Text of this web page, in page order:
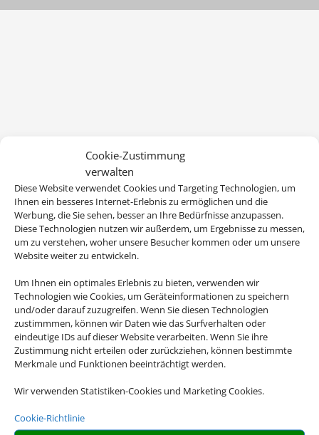
Cookie-Zustimmung
verwalten
Diese Website verwendet Cookies und Targeting Technologien, um
Ihnen ein besseres Internet-Erlebnis zu ermöglichen und die
Werbung, die Sie sehen, besser an Ihre Bedürfnisse anzupassen.
Diese Technologien nutzen wir außerdem, um Ergebnisse zu messen,
um zu verstehen, woher unsere Besucher kommen oder um unsere
Website weiter zu entwickeln.
Um Ihnen ein optimales Erlebnis zu bieten, verwenden wir
Technologien wie Cookies, um Geräteinformationen zu speichern
und/oder darauf zuzugreifen. Wenn Sie diesen Technologien
zustimmmen, können wir Daten wie das Surfverhalten oder
eindeutige IDs auf dieser Website verarbeiten. Wenn Sie ihre
Zustimmung nicht erteilen oder zurückziehen, können bestimmte
Merkmale und Funktionen beeinträchtigt werden.
Wir verwenden Statistiken-Cookies und Marketing Cookies.
Cookie-Richtlinie